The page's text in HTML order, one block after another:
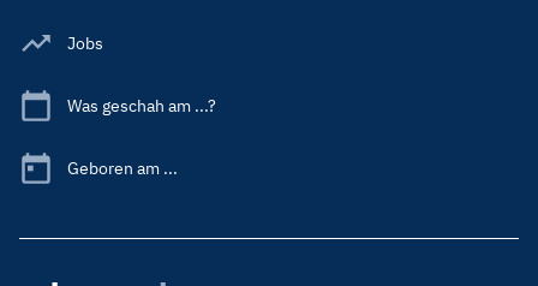
Jobs
Was geschah am ...?
Geboren am ...